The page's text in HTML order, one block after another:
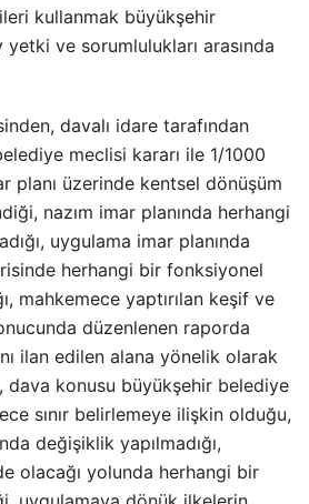
kullanmak büyükşehir
ve sorumlulukları arasında
davalı idare tarafından
meclisi kararı ile 1/1000
planı üzerinde kentsel dönüşüm
nazım imar planında herhangi
uygulama imar planında
herhangi bir fonksiyonel
mahkemece yaptırılan keşif ve
düzenlenen raporda
ilan edilen alana yönelik olarak
dava konusu büyükşehir belediye
sınır belirlemeye ilişkin olduğu,
değişiklik yapılmadığı,
olacağı yolunda herhangi bir